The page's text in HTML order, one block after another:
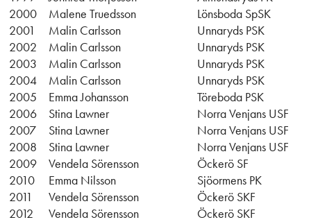
2000
Malene Truedsson
Lönsboda SpSK
2001
Malin Carlsson
Unnaryds PSK
2002
Malin Carlsson
Unnaryds PSK
2003
Malin Carlsson
Unnaryds PSK
2004
Malin Carlsson
Unnaryds PSK
2005
Emma Johansson
Töreboda PSK
2006
Stina Lawner
Norra Venjans USF
2007
Stina Lawner
Norra Venjans USF
2008
Stina Lawner
Norra Venjans USF
2009
Vendela Sörensson
Öckerö SF
2010
Emma Nilsson
Sjöormens PK
2011
Vendela Sörensson
Öckerö SKF
2012
Vendela Sörensson Öckerö SKF